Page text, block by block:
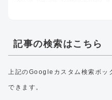
記事の検索はこちら
上記のGoogleカスタム検索ボッ
できます。